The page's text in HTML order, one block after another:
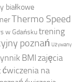
białkowe
Thermo Speed
w Gdańskutrening
poznań Używany
BMI zajęcia
ćwiczenia na